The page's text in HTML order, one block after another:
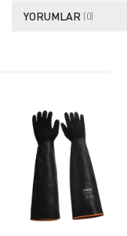
YORUMLAR (0)